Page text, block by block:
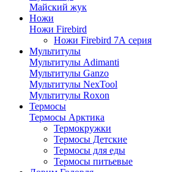
Майский жук
Ножи
Ножи Firebird
Ножи Firebird 7А серия
Мультитулы
Мультитулы Adimanti
Мультитулы Ganzo
Мультитулы NexTool
Мультитулы Roxon
Термосы
Термосы Арктика
Термокружки
Термосы Детские
Термосы для еды
Термосы питьевые